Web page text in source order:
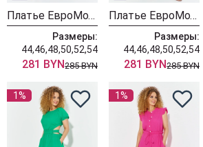
Платье ЕвроМода 612 синий
Размеры:
44,46,48,50,52,54
281 BYN285 BYN
Платье ЕвроМода 612 бирюзовый
Размеры:
44,46,48,50,52,54
281 BYN285 BYN
1% 1%